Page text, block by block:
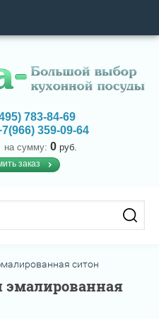
783-84-69
359-09-64
на сумму: 0 руб.
заказ
ситон
эмалированная